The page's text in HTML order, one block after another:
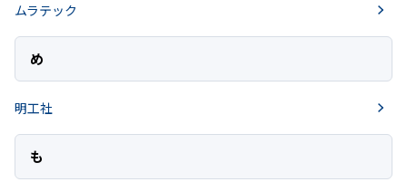
ムラテック
め
明工社
も